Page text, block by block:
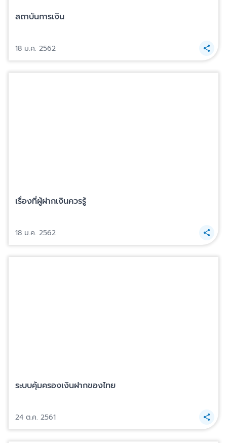
สถาบันการเงิน
18 ม.ค. 2562
เรื่องที่ผู้ฝากเงินควรรู้
18 ม.ค. 2562
ระบบคุ้มครองเงินฝากของไทย
24 ต.ค. 2561